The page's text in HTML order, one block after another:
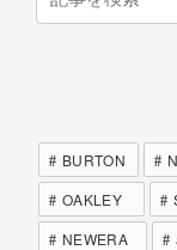
BURTON
OAKLEY
NEWERA